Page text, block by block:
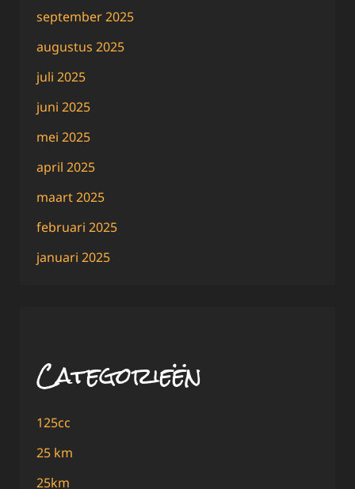
september 2025
augustus 2025
juli 2025
juni 2025
mei 2025
april 2025
maart 2025
februari 2025
januari 2025
Categorieën
125cc
25 km
25km